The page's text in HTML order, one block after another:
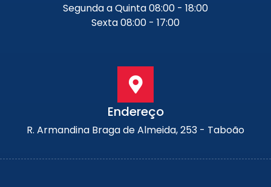
Segunda a Quinta 08:00 - 18:00
Sexta 08:00 - 17:00
Endereço
R. Armandina Braga de Almeida, 253 - Taboão